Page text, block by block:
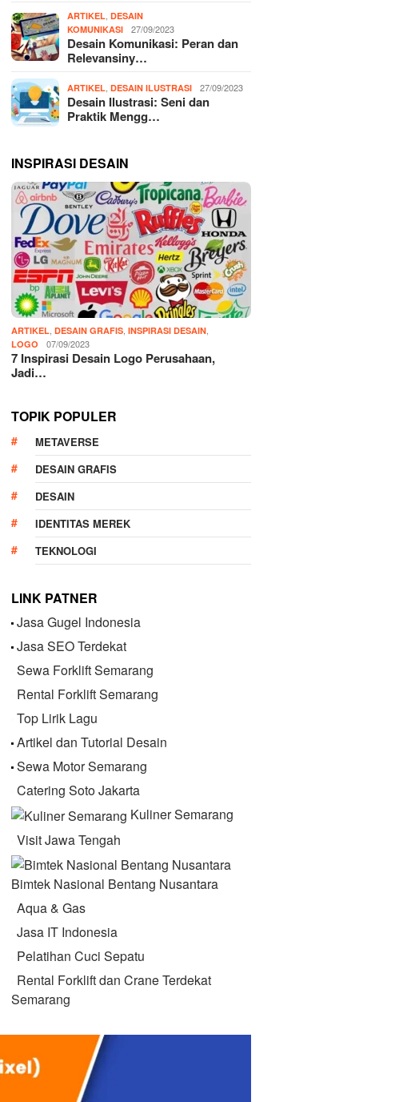
ARTIKEL ,DESAIN
KOMUNIKASI
27/09/2023
Desain Komunikasi: Peran dan
Relevansiny…
ARTIKEL ,DESAIN ILUSTRASI 27/09/2023
Desain Ilustrasi: Seni dan
Praktik Mengg…
INSPIRASI DESAIN
ARTIKEL ,DESAIN GRAFIS ,INSPIRASI DESAIN
LOGO 07/09/2023
7 Inspirasi Desain Logo Perusahaan,
Jadi…
TOPIK POPULER
METAVERSE
DESAIN GRAFIS
DESAIN
IDENTITAS MEREK
TEKNOLOGI
LINK PATNER
Jasa Gugel Indonesia
Jasa SEO Terdekat
Sewa Forklift Semarang
Rental Forklift Semarang
Top Lirik Lagu
Artikel dan Tutorial Desain
Sewa Motor Semarang
Catering Soto Jakarta
Kuliner Semarang
Visit Jawa Tengah
Bimtek Nasional Bentang Nusantara
Aqua & Gas
Jasa IT Indonesia
Pelatihan Cuci Sepatu
Rental Forklift dan Crane Terdekat
Semarang